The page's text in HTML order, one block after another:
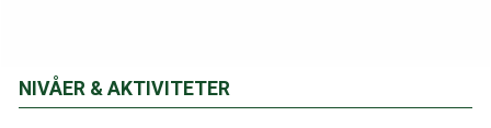
NIVÅER & AKTIVITETER